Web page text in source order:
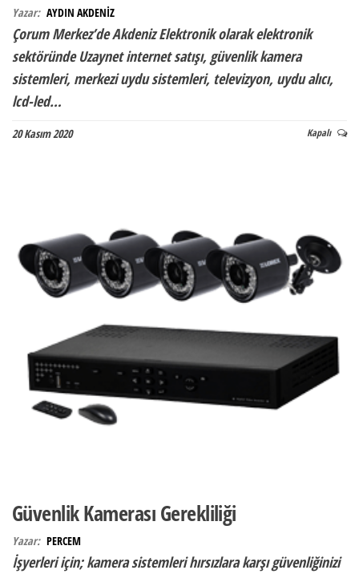
Yazar: AYDIN AKDENİZ
Çorum Merkez’de Akdeniz Elektronik olarak elektronik
sektöründe Uzaynet internet satışı, güvenlik kamera
sistemleri, merkezi uydu sistemleri, televizyon, uydu alıcı,
lcd-led…
20 Kasım 2020 Kapalı
Güvenlik Kamerası Gerekliliği
Yazar: PERCEM
İşyerleri için; kamera sistemleri hırsızlara karşı güvenliğinizi